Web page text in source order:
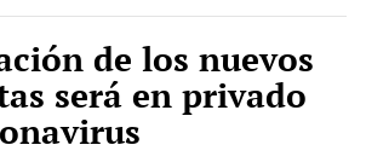
de los nuevos
será en privado